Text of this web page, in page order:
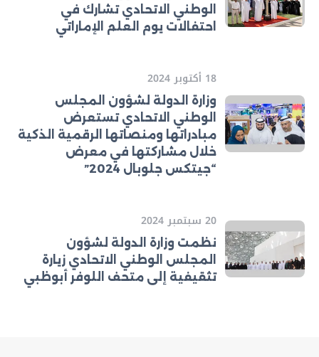
الوطني الاتحادي تشارك في
احتفالات يوم العلم الإماراتي
18 أكتوبر 2024
وزارة الدولة لشؤون المجلس
الوطني الاتحادي تستعرض
مبادراتها ومنصاتها الرقمية الذكية
خلال مشاركتها في معرض
“جيتكس جلوبال 2024”
20 سبتمبر 2024
نظمت وزارة الدولة لشؤون
المجلس الوطني الاتحادي زيارة
تثقيفية إلى متحف اللوفر أبوظبي